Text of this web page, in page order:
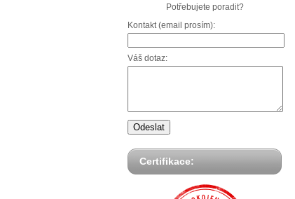
Potřebujete poradit?
Kontakt (email prosím):
Váš dotaz:
Certifikace: